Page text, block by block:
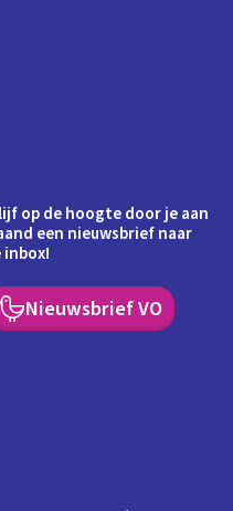
op de hoogte door je aan
een nieuwsbrief naar
inbox!
Nieuwsbrief VO